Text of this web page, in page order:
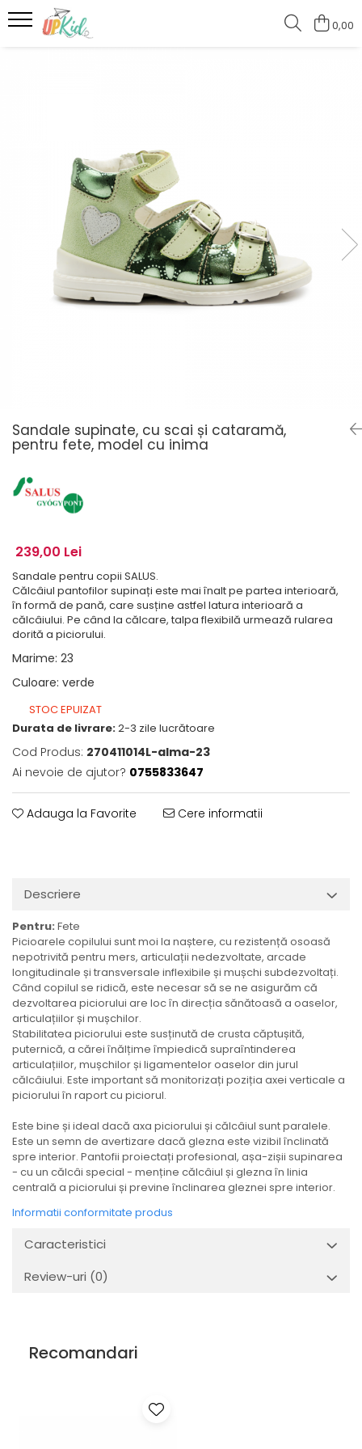
0,00
Sandale supinate, cu scai și cataramă,
pentru fete, model cu inima
239,00 Lei
Sandale pentru copii SALUS.
Călcâiul pantofilor supinați este mai înalt pe partea interioară,
în formă de pană, care susține astfel latura interioară a
călcâiului. Pe când la călcare, talpa flexibilă urmează rularea
dorită a piciorului.
Marime: 23
Culoare: verde
STOC EPUIZAT
Durata de livrare:2-3 zile lucrătoare
Cod Produs: 270411014L-alma-23
Ai nevoie de ajutor? 0755833647
Adauga la Favorite Cere informatii
Descriere
Pentru: Fete
Picioarele copilului sunt moi la naștere, cu rezistență osoasă
nepotrivită pentru mers, articulații nedezvoltate, arcade
longitudinale și transversale inflexibile și mușchi subdezvoltați.
Când copilul se ridică, este necesar să se ne asigurăm că
dezvoltarea piciorului are loc în direcția sănătoasă a oaselor,
articulațiilor și mușchilor.
Stabilitatea piciorului este susținută de crusta căptușită,
puternică, a cărei înălțime împiedică supraîntinderea
articulațiilor, mușchilor și ligamentelor oaselor din jurul
călcâiului. Este important să monitorizați poziția axei verticale a
piciorului în raport cu piciorul.
Este bine și ideal dacă axa piciorului și călcâiul sunt paralele.
Este un semn de avertizare dacă glezna este vizibil înclinată
spre interior. Pantofii proiectați profesional, așa-zișii supinarea
- cu un călcâi special - menține călcâiul și glezna în linia
centrală a piciorului și previne înclinarea gleznei spre interior.
Informatii conformitate produs
Caracteristici
Review-uri (0)
Recomandari